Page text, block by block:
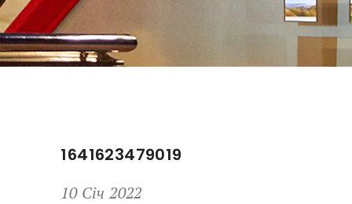
1641623479019
10 Січ 2022